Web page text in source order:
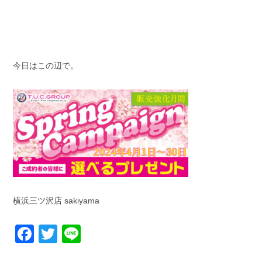
今日はこの辺で。
横浜三ツ沢店 sakiyama
Facebook
Twitter